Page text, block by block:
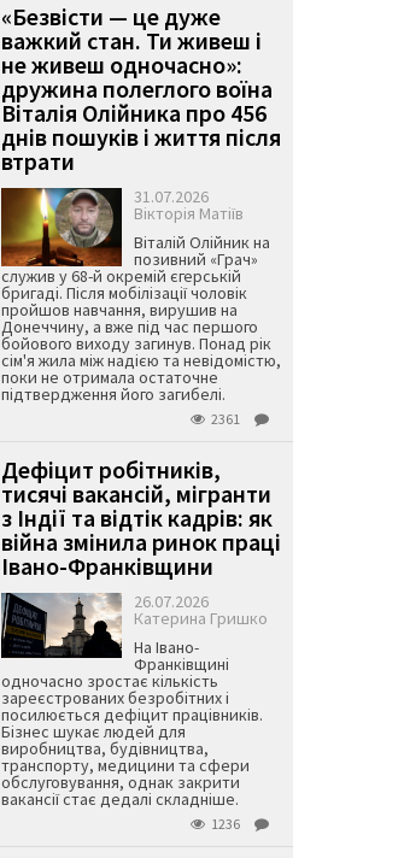
«Безвісти — це дуже
важкий стан. Ти живеш і
не живеш одночасно»:
дружина полеглого воїна
Віталія Олійника про 456
днів пошуків і життя після
втрати
31.07.2026
Вікторія Матіїв
Віталій Олійник на
позивний «Грач»
служив у 68-й окремій єгерській
бригаді. Після мобілізації чоловік
пройшов навчання, вирушив на
Донеччину, а вже під час першого
бойового виходу загинув. Понад рік
сім'я жила між надією та невідомістю,
поки не отримала остаточне
підтвердження його загибелі.
2361
Дефіцит робітників,
тисячі вакансій, мігранти
з Індії та відтік кадрів: як
війна змінила ринок праці
Івано-Франківщини
26.07.2026
Катерина Гришко
На Івано-
Франківщині
одночасно зростає кількість
зареєстрованих безробітних і
посилюється дефіцит працівників.
Бізнес шукає людей для
виробництва, будівництва,
транспорту, медицини та сфери
обслуговування, однак закрити
вакансії стає дедалі складніше.
1236